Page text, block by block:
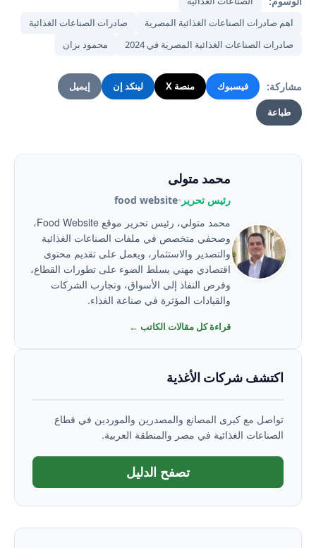
اهم صادرات الصناعات الغذائية المصرية
صادرات الصناعات الغذائية
صادرات الصناعات الغذائية المصرية في 2024
محمود بزان
مشاركة: فيسبوك منصة X لينكد إن إيميل
طباعة
محمد متولى
رئيس تحرير •
food website
محمد متولي، رئيس تحرير موقع Food Website،
وصحفي متخصص في ملفات الصناعات الغذائية
والتصدير والاستثمار، ويعمل على تقديم محتوى
اقتصادي مهني يسلط الضوء على تطورات القطاع،
وفرص النفاذ إلى الأسواق، وتجارب الشركات
والقيادات المؤثرة في صناعة الغذاء.
قراءة كل مقالات الكاتب ←
اكتشف شركات الأغذية
تواصل مع كبرى المصانع والمصدرين والموردين في قطاع
الصناعات الغذائية في مصر والمنطقة العربية.
تصفح الدليل